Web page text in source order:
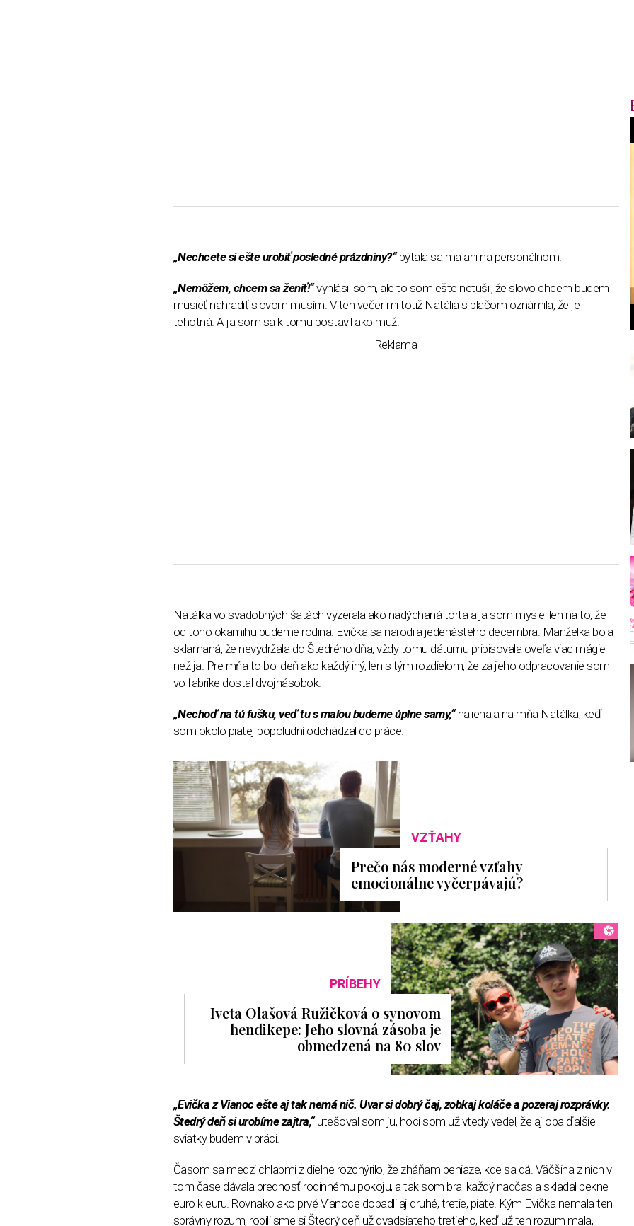
„Nechcete si ešte urobiť posledné prázdniny?“pýtala sa ma ani na personálnom.
„Nemôžem, chcem sa ženiť!“vyhlásil som, ale to som ešte netušil, že slovo chcem budem
musieť nahradiť slovom musím. V ten večer mi totiž Natália s plačom oznámila, že je
tehotná. A ja som sa k tomu postavil ako muž.
Reklama
Natálka vo svadobných šatách vyzerala ako nadýchaná torta a ja som myslel len na to, že
od toho okamihu budeme rodina. Evička sa narodila jedenásteho decembra. Manželka bola
sklamaná, že nevydržala do Štedrého dňa, vždy tomu dátumu pripisovala oveľa viac mágie
než ja. Pre mňa to bol deň ako každý iný, len s tým rozdielom, že za jeho odpracovanie som
vo fabrike dostal dvojnásobok.
„Nechoď na tú fušku, veď tu s malou budeme úplne samy,“naliehala na mňa Natálka, keď
som okolo piatej popoludní odchádzal do práce.
VZŤAHY
Prečo nás moderné vzťahy
emocionálne vyčerpávajú?
PRÍBEHY
Iveta Olašová Ružičková o synovom
hendikepe: Jeho slovná zásoba je
obmedzená na 80 slov
„Evička z Vianoc ešte aj tak nemá nič. Uvar si dobrý čaj, zobkaj koláče a pozeraj rozprávky.
Štedrý deň si urobíme zajtra,“utešoval som ju, hoci som už vtedy vedel, že aj oba ďalšie
sviatky budem v práci.
Časom sa medzi chlapmi z dielne rozchýrilo, že zháňam peniaze, kde sa dá. Väčšina z nich v
tom čase dávala prednosť rodinnému pokoju, a tak som bral každý nadčas a skladal pekne
euro k euru. Rovnako ako prvé Vianoce dopadli aj druhé, tretie, piate. Kým Evička nemala ten
správny rozum, robili sme si Štedrý deň už dvadsiateho tretieho, keď už ten rozum mala,
f
u
s